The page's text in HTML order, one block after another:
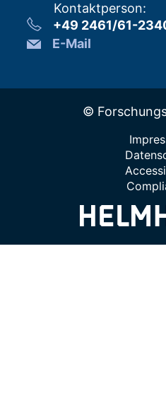
Kontaktperson:
+49 2461/61-
E-Mail
©